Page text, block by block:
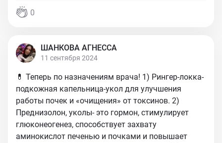
0
ШАНКОВА АГНЕССА
11 сентября 2024
💊 Теперь по назначениям врача! 1) Рингер-локка-
подкожная капельница-укол для улучшения
работы почек и «очищения» от токсинов. 2)
Преднизолон, уколы- это гормон, стимулирует
глюконеогенез, способствует захвату
аминокислот печенью и почками и повышает